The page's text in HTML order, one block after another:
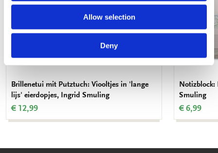
Allow selection
Deny
Brillenetui mit Putztuch: Viooltjes in 'lange
lijs' eierdopjes, Ingrid Smuling
€ 12,99
Notizblock:
Smuling
€ 6,99